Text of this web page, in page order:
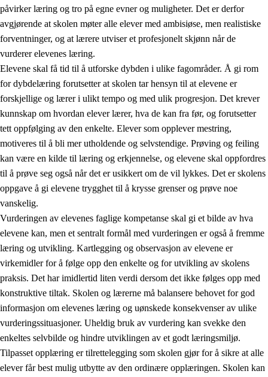
3.2 Undervisning og tilpasset opplæring
3.3 Samarbeid mellom hjem og skole
3.4 Opplæring i lærebedrift og arbeidsliv
3.5 Profesjonsfellesskap og skoleutvikling
påvirker læring og tro på egne evner og muligheter. Det er derfor
avgjørende at skolen møter alle elever med ambisiøse, men realistiske
forventninger, og at lærere utviser et profesjonelt skjønn når de
vurderer elevenes læring.
Elevene skal få tid til å utforske dybden i ulike fagområder. Å gi rom
for dybdelæring forutsetter at skolen tar hensyn til at elevene er
forskjellige og lærer i ulikt tempo og med ulik progresjon. Det krever
kunnskap om hvordan elever lærer, hva de kan fra før, og forutsetter
tett oppfølging av den enkelte. Elever som opplever mestring,
motiveres til å bli mer utholdende og selvstendige. Prøving og feiling
kan være en kilde til læring og erkjennelse, og elevene skal oppfordres
til å prøve seg også når det er usikkert om de vil lykkes. Det er skolens
oppgave å gi elevene trygghet til å krysse grenser og prøve noe
vanskelig.
Vurderingen av elevenes faglige kompetanse skal gi et bilde av hva
elevene kan, men et sentralt formål med vurderingen er også å fremme
læring og utvikling. Kartlegging og observasjon av elevene er
virkemidler for å følge opp den enkelte og for utvikling av skolens
praksis. Det har imidlertid liten verdi dersom det ikke følges opp med
konstruktive tiltak. Skolen og lærerne må balansere behovet for god
informasjon om elevenes læring og uønskede konsekvenser av ulike
vurderingssituasjoner. Uheldig bruk av vurdering kan svekke den
enkeltes selvbilde og hindre utviklingen av et godt læringsmiljø.
Tilpasset opplæring er tilrettelegging som skolen gjør for å sikre at alle
elever får best mulig utbytte av den ordinære opplæringen. Skolen kan